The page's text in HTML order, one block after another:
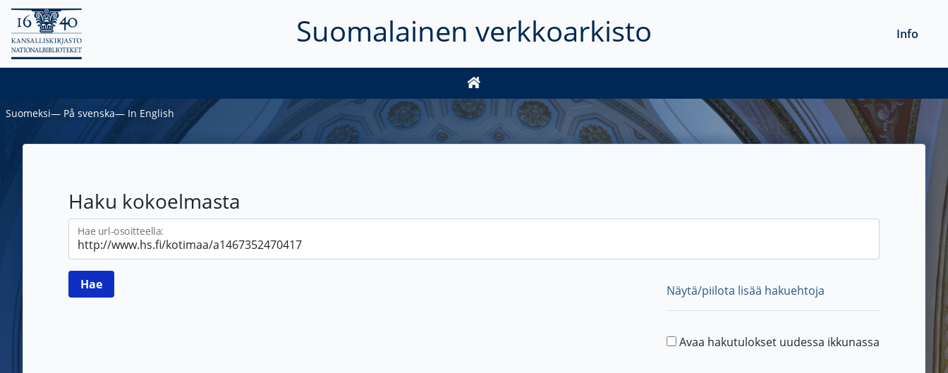
Suomalainen verkkoarkisto Info
Suomeksi― På svenska― In English
Haku kokoelmasta
Hae url-osoitteella:
Näytä/piilota lisää hakuehtoja
Avaa hakutulokset uudessa ikkunassa